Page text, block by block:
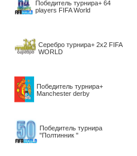
Победитель турнира+ 64
players FIFA World
Серебро турнира+ 2х2 FIFA
WORLD
Победитель турнира+
Manchester derby
Победитель турнира
"Полтинник "